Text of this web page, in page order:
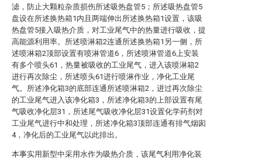
滤，防止大颗粒杂质损伤所述吸热盘管5；所述吸热盘管5
盘设在所述换热箱1内且两端伸出所述换热箱1设置，该吸
热盘管5接入吸热介质，对工业尾气中的热量进行吸收，提
高能源利用率。所述喷淋箱2连通所述换热箱1另一侧，所
述喷淋箱2顶部设置有喷淋管道6，所述喷淋管道6上安装
有多个喷头61，热量被吸收的工业尾气，进入该喷淋箱2
进行再次除尘，所述喷头61进行喷淋作业，净化工业尾
气。所述净化箱3的底部连通所述喷淋箱2，进过再次除尘
的工业尾气进入该净化箱3，所述净化箱3的上部设置有尾
气吸收净化层31，所述尾气吸收净化层31设置化学药剂对
工业尾气进行中和处理，所述净化箱3顶部连通有排气烟囱
4，净化后的工业尾气以此排出。
本事实用新型中采用水作为吸热介质，该尾气利用净化装